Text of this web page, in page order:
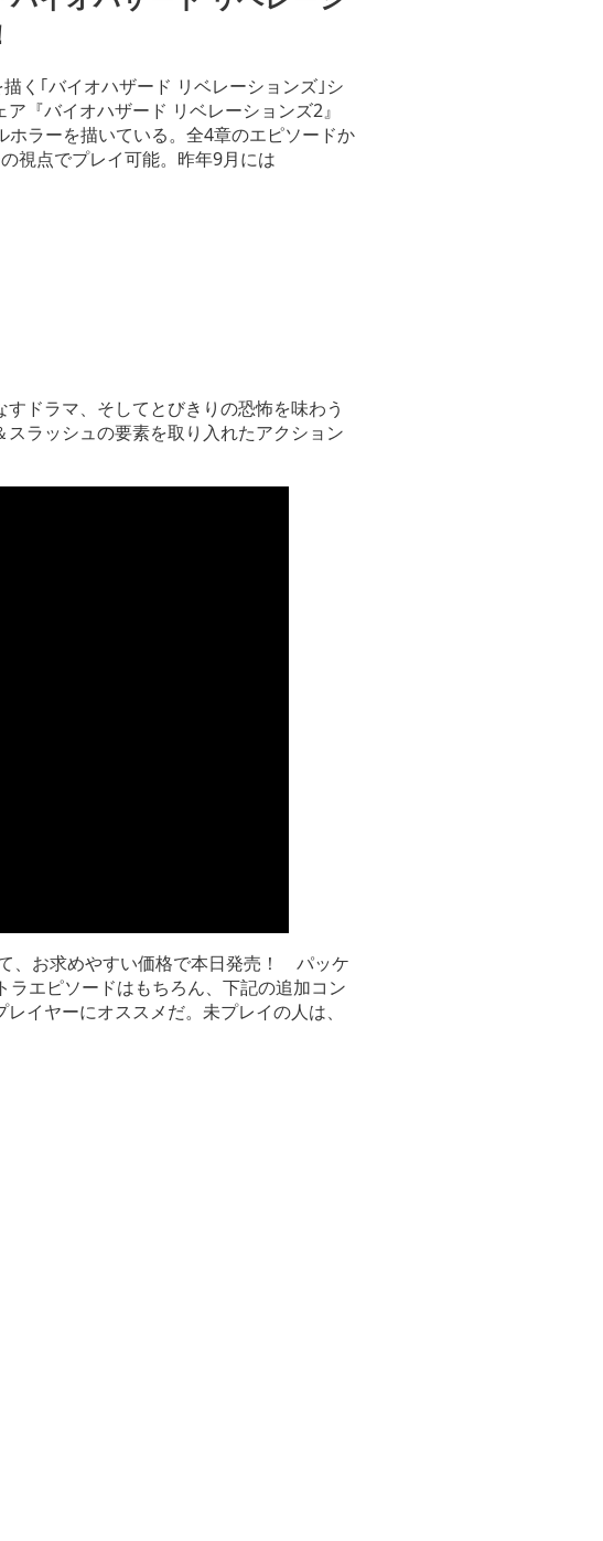
く｢バイオハザード リベレーションズ｣シ
『バイオハザード リベレーションズ2』
ホラーを描いている。全4章のエピソードか
視点でプレイ可能。昨年9月には
ドラマ、そしてとびきりの恐怖を味わう
ラッシュの要素を取り入れたアクション
、お求めやすい価格で本日発売！ パッケ
エピソードはもちろん、下記の追加コン
イヤーにオススメだ。未プレイの人は、